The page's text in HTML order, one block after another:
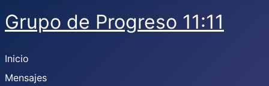
Grupo de Progreso 11:11
Inicio
Mensajes